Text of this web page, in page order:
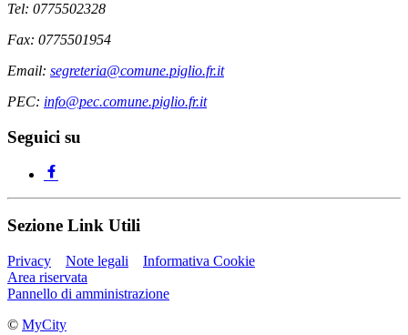
Tel: 0775502328
Fax: 0775501954
Email: segreteria@comune.piglio.fr.it
PEC: info@pec.comune.piglio.fr.it
Seguici su
Sezione Link Utili
Privacy Note legali
Informativa Cookie
Area riservata
Pannello di amministrazione
© MyCity